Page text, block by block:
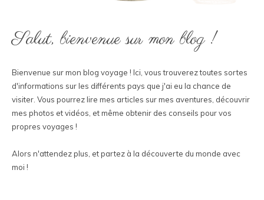
Salut, bienvenue sur mon blog !
Bienvenue sur mon blog voyage ! Ici, vous trouverez toutes sortes
d'informations sur les différents pays que j'ai eu la chance de
visiter. Vous pourrez lire mes articles sur mes aventures, découvrir
mes photos et vidéos, et même obtenir des conseils pour vos
propres voyages !
Alors n'attendez plus, et partez à la découverte du monde avec
moi !